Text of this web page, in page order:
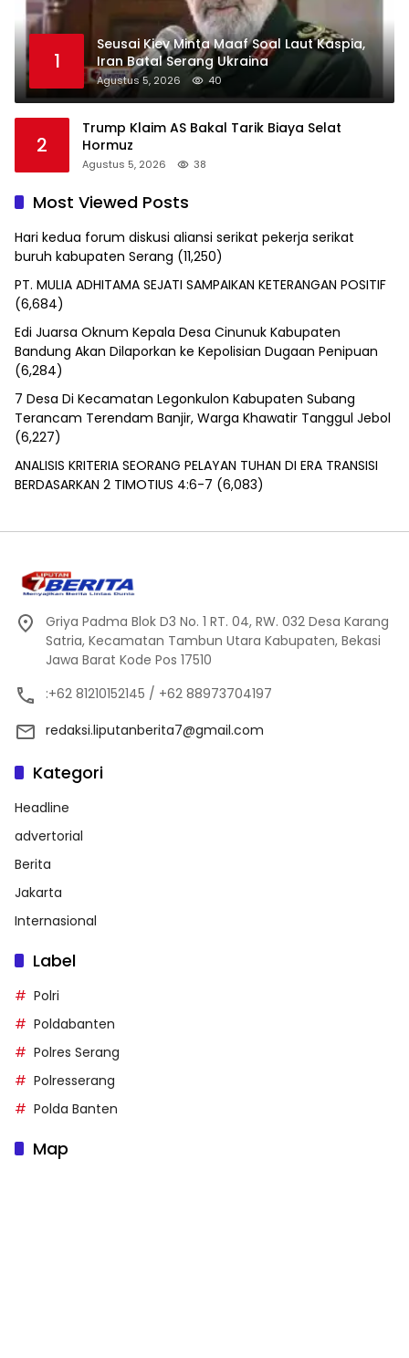
1
Seusai Kiev Minta Maaf Soal Laut Kaspia,
Iran Batal Serang Ukraina
Agustus 5, 2026 40
2
Trump Klaim AS Bakal Tarik Biaya Selat
Hormuz
Agustus 5, 2026 38
Most Viewed Posts
Hari kedua forum diskusi aliansi serikat pekerja serikat
buruh kabupaten Serang (11,250)
PT. MULIA ADHITAMA SEJATI SAMPAIKAN KETERANGAN POSITIF
(6,684)
Edi Juarsa Oknum Kepala Desa Cinunuk Kabupaten
Bandung Akan Dilaporkan ke Kepolisian Dugaan Penipuan
(6,284)
7 Desa Di Kecamatan Legonkulon Kabupaten Subang
Terancam Terendam Banjir, Warga Khawatir Tanggul Jebol
(6,227)
ANALISIS KRITERIA SEORANG PELAYAN TUHAN DI ERA TRANSISI
BERDASARKAN 2 TIMOTIUS 4:6-7 (6,083)
Griya Padma Blok D3 No. 1 RT. 04, RW. 032 Desa Karang
Satria, Kecamatan Tambun Utara Kabupaten, Bekasi
Jawa Barat Kode Pos 17510
:+62 81210152145 / +62 88973704197
redaksi.liputanberita7@gmail.com
Kategori
Headline
advertorial
Berita
Jakarta
Internasional
Label
Polri
Poldabanten
Polres Serang
Polresserang
Polda Banten
Map